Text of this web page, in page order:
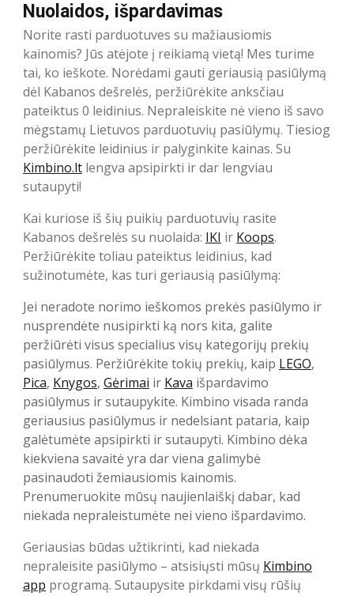
Nuolaidos, išpardavimas
Norite rasti parduotuves su mažiausiomis
kainomis? Jūs atėjote į reikiamą vietą! Mes turime
tai, ko ieškote. Norėdami gauti geriausią pasiūlymą
dėl Kabanos dešrelės, peržiūrėkite anksčiau
pateiktus 0 leidinius. Nepraleiskite nė vieno iš savo
mėgstamų Lietuvos parduotuvių pasiūlymų. Tiesiog
peržiūrėkite leidinius ir palyginkite kainas. Su
Kimbino.lt lengva apsipirkti ir dar lengviau
sutaupyti!
Kai kuriose iš šių puikių parduotuvių rasite
Kabanos dešrelės su nuolaida: IKI ir Koops.
Peržiūrėkite toliau pateiktus leidinius, kad
sužinotumėte, kas turi geriausią pasiūlymą:
Jei neradote norimo ieškomos prekės pasiūlymo ir
nusprendėte nusipirkti ką nors kita, galite
peržiūrėti visus specialius visų kategorijų prekių
pasiūlymus. Peržiūrėkite tokių prekių, kaip LEGO,
Pica, Knygos, Gėrimai ir Kava išpardavimo
pasiūlymus ir sutaupykite. Kimbino visada randa
geriausius pasiūlymus ir nedelsiant pataria, kaip
galėtumėte apsipirkti ir sutaupyti. Kimbino dėka
kiekviena savaitė yra dar viena galimybė
pasinaudoti žemiausiomis kainomis.
Prenumeruokite mūsų naujienlaiškį dabar, kad
niekada nepraleistumėte nei vieno išpardavimo.
Geriausias būdas užtikrinti, kad niekada
nepraleisite pasiūlymo – atsisiųsti mūsų Kimbino
app programą. Sutaupysite pirkdami visų rūšių